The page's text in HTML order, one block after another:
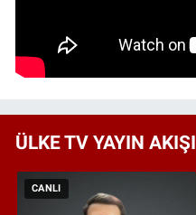
ÜLKE TV YAYIN AKIŞI
CANLI